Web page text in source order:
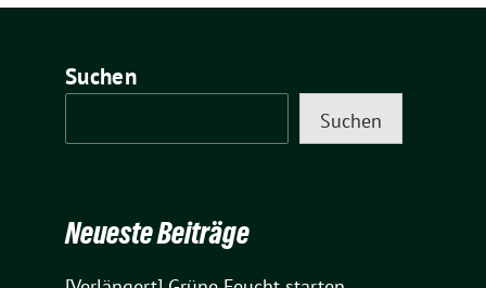
Suchen
Suchen
Neueste Beiträge